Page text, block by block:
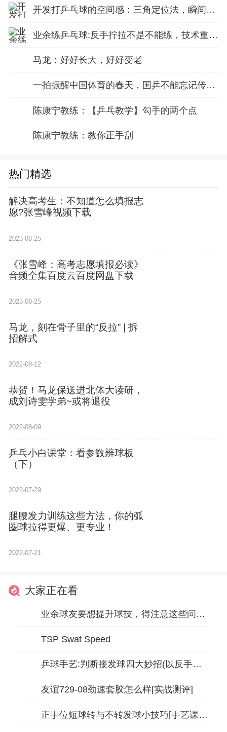
开发打乒乓球的空间感：三角定位法，瞬间找准最佳击球点
业余练乒乓球:反手拧拉不是不能练，技术重点就不在手上
马龙：好好长大，好好变老
一拍振醒中国体育的春天，国乒不能忘记传奇前辈这份初心！
陈康宁教练：【乒乓教学】勾手的两个点
陈康宁教练：教你正手刮
热门精选
解决高考生：不知道怎么填报志
愿?张雪峰视频下载
2023-08-25
《张雪峰：高考志愿填报必读》
音频全集百度云百度网盘下载
2023-08-25
马龙，刻在骨子里的“反拉” | 拆
招解式
2022-08-12
恭贺！马龙保送进北体大读研，
成刘诗雯学弟~或将退役
2022-08-09
乒乓小白课堂：看参数辨球板
（下）
2022-07-29
腿腰发力训练这些方法，你的弧
圈球拉得更爆、更专业！
2022-07-21
大家正在看
业余球友要想提升球技，得注意这些问题！
TSP Swat Speed
乒球手艺:判断接发球四大妙招(以反手发球为例)
友谊729-08劲速套胶怎么样[实战测评]
正手位短球转与不转发球小技巧[手艺课堂]